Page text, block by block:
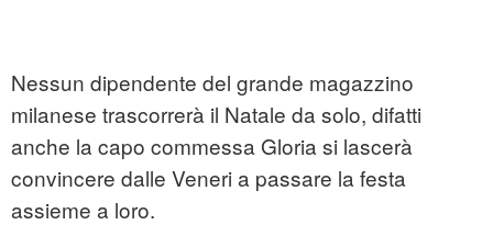
Nessun dipendente del grande magazzino
milanese trascorrerà il Natale da solo, difatti
anche la capo commessa Gloria si lascerà
convincere dalle Veneri a passare la festa
assieme a loro.